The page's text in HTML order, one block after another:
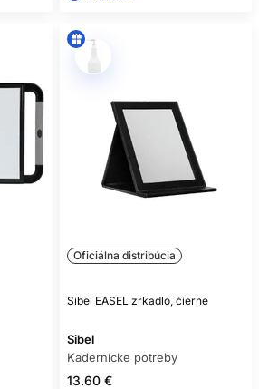
Oficiálna distribúcia
Sibel EASEL zrkadlo, čierne
Sibel
Kadernícke potreby
13.60 €